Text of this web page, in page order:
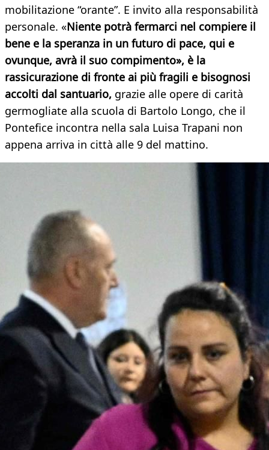
mobilitazione “orante”. E invito alla responsabilità
personale. «Niente potrà fermarci nel compiere il
bene e la speranza in un futuro di pace, qui e
ovunque, avrà il suo compimento», è la
rassicurazione di fronte ai più fragili e bisognosi
accolti dal santuario, grazie alle opere di carità
germogliate alla scuola di Bartolo Longo, che il
Pontefice incontra nella sala Luisa Trapani non
appena arriva in città alle 9 del mattino.